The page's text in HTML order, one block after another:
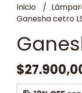
Inicio
Ganesha cetro